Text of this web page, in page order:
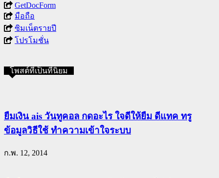
GetDocForm
มือถือ
ซิมเน็ตรายปี
โปรโมชั่น
โพสต์ที่เป็นที่นิยม
ยืมเงิน ais วันทูคอล กดอะไร ใจดีให้ยืม ดีแทค ทรู
ข้อมูลวิธีใช้ ทำความเข้าใจระบบ
ก.พ. 12, 2014